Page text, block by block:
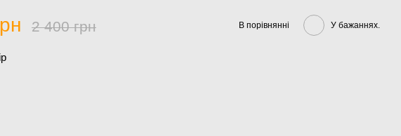
2 400 грн В порівнянні У бажаннях.